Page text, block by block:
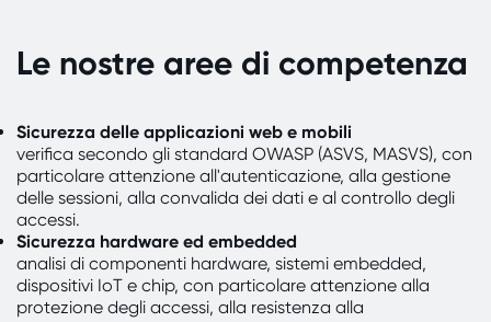
Le nostre aree di competenza
Sicurezza delle applicazioni web e mobili
verifica secondo gli standard OWASP (ASVS, MASVS), con
particolare attenzione all'autenticazione, alla gestione
delle sessioni, alla convalida dei dati e al controllo degli
accessi.
Sicurezza hardware ed embedded
analisi di componenti hardware, sistemi embedded,
dispositivi IoT e chip, con particolare attenzione alla
protezione degli accessi, alla resistenza alla